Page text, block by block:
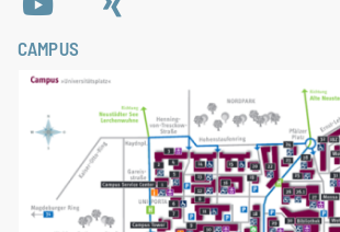
CAMPUS